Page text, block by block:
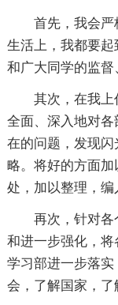
首先，我会
生活上，我都要
和广大同学的监督
其次，在我
全面、深入地对
在的问题，发现
略。将好的方面
处，加以整理，编
再次，针对
和进一步强化，将
学习部进一步落
会，了解国家，了